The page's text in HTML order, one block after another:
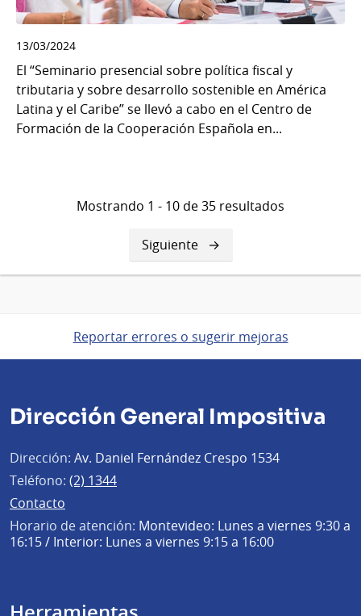
13/03/2024
El “Seminario presencial sobre política fiscal y
tributaria y sobre desarrollo sostenible en América
Latina y el Caribe” se llevó a cabo en el Centro de
Formación de la Cooperación Española en...
Mostrando 1 - 10 de 35 resultados
Siguiente
página
Siguiente
Reportar errores o sugerir mejoras
Dirección General Impositiva
Dirección: Av. Daniel Fernández Crespo 1534
Teléfono: (2) 1344
Contacto
Horario de atención: Montevideo: Lunes a viernes 9:30 a
16:15 / Interior: Lunes a viernes 9:15 a 16:00